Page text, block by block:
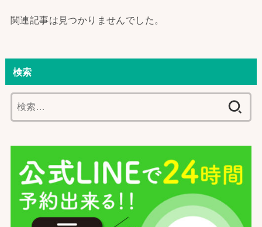
関連記事は見つかりませんでした。
検索
索: